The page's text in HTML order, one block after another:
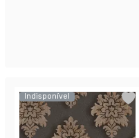
Indisponível